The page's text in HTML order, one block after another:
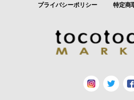
プライバシーポリシー 特定商